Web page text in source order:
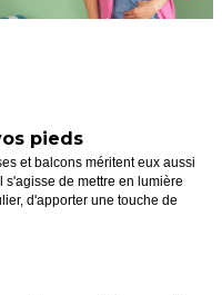
pieds
et balcons méritent eux aussi
s'agisse de mettre en lumière
d'apporter une touche de